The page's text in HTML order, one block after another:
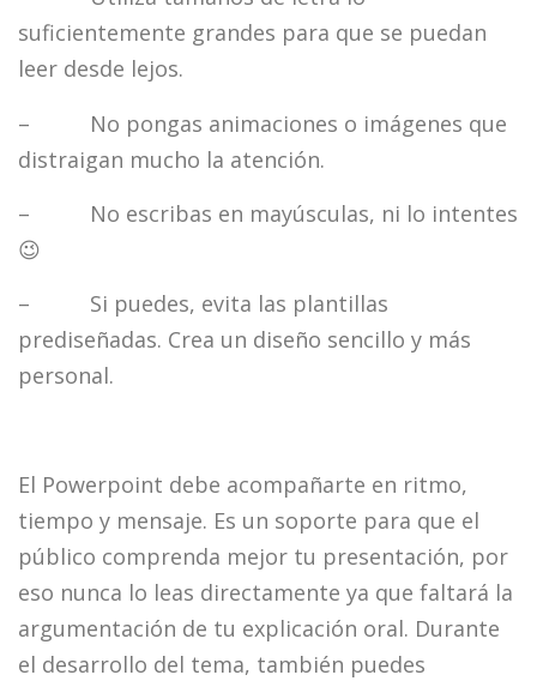
suficientemente grandes para que se puedan
leer desde lejos.
– No pongas animaciones o imágenes que
distraigan mucho la atención.
– No escribas en mayúsculas, ni lo intentes
😉
– Si puedes, evita las plantillas
prediseñadas. Crea un diseño sencillo y más
personal.
El Powerpoint debe acompañarte en ritmo,
tiempo y mensaje. Es un soporte para que el
público comprenda mejor tu presentación, por
eso nunca lo leas directamente ya que faltará la
argumentación de tu explicación oral. Durante
el desarrollo del tema, también puedes